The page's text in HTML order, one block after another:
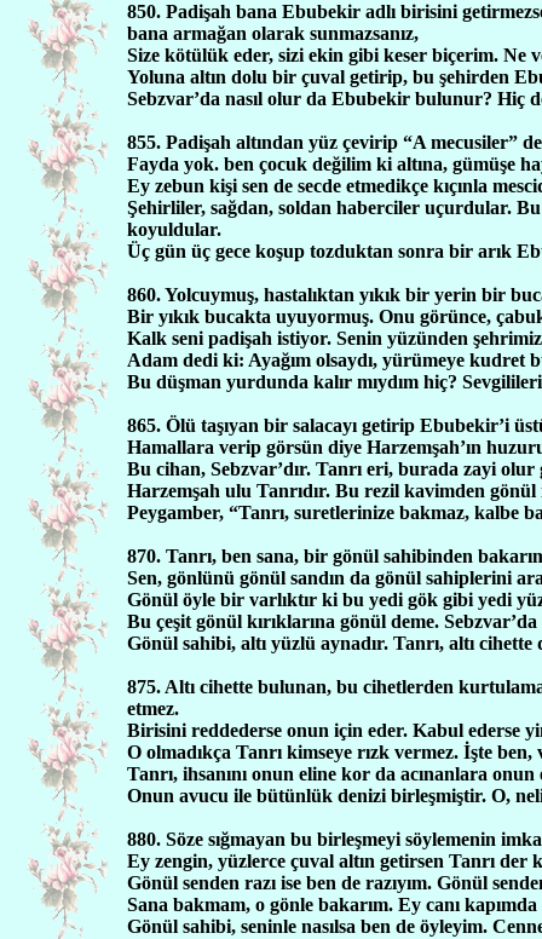
850. Padişah bana Ebubekir adlı birisini
bana armağan olarak sunmazsanız,
Size kötülük eder, sizi ekin gibi keser biçerim. Ne
Yoluna altın dolu bir çuval getirip, bu şehirden
Sebzvar’da nasıl olur da Ebubekir bulunur? Hiç
855. Padişah altından yüz çevirip “A mecusiler”
Fayda yok. ben çocuk değilim ki altına, gümüşe
Ey zebun kişi sen de secde etmedikçe kıçınla
Şehirliler, sağdan, soldan haberciler uçurdular.
koyuldular.
Üç gün üç gece koşup tozduktan sonra bir arık
860. Yolcuymuş, hastalıktan yıkık bir yerin bir
Bir yıkık bucakta uyuyormuş. Onu görünce,
Kalk seni padişah istiyor. Senin yüzünden
Adam dedi ki: Ayağım olsaydı, yürümeye kudret
Bu düşman yurdunda kalır mıydım hiç?
865. Ölü taşıyan bir salacayı getirip Ebubekir’i
Hamallara verip görsün diye Harzemşah’ın
Bu cihan, Sebzvar’dır. Tanrı eri, burada zayi olur
Harzemşah ulu Tanrıdır. Bu rezil kavimden gönül
Peygamber, “Tanrı, suretlerinize bakmaz, kalbe
870. Tanrı, ben sana, bir gönül sahibinden
Sen, gönlünü gönül sandın da gönül sahiplerini
Gönül öyle bir varlıktır ki bu yedi gök gibi yedi
Bu çeşit gönül kırıklarına gönül deme.
Gönül sahibi, altı yüzlü aynadır. Tanrı, altı
875. Altı cihette bulunan, bu cihetlerden
etmez.
Birisini reddederse onun için eder. Kabul ederse
O olmadıkça Tanrı kimseye rızk vermez. İşte
Tanrı, ihsanını onun eline kor da acınanlara
Onun avucu ile bütünlük denizi birleşmiştir. O,
880. Söze sığmayan bu birleşmeyi söylemenin
Ey zengin, yüzlerce çuval altın getirsen Tanrı
Gönül senden razı ise ben de razıyım. Gönül
Sana bakmam, o gönle bakarım. Ey canı
Gönül sahibi, seninle nasılsa ben de öyleyim.